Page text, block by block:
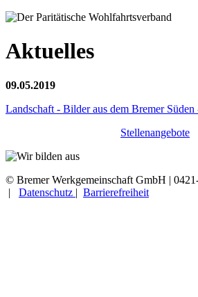
Aktuelles
09.05.2019
Landschaft - Bilder aus dem Bremer
Stellenangebote
© Bremer Werkgemeinschaft GmbH |
| Datenschutz | Barrierefreiheit